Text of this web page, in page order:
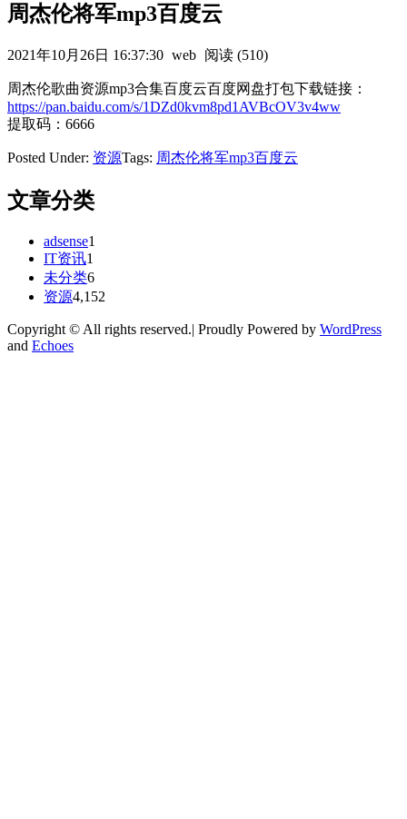
周杰伦将军mp3百度云
2021年10月26日 16:37:30 web 阅读 (510)
周杰伦歌曲资源mp3合集百度云百度网盘打包下载链接：
https://pan.baidu.com/s/1DZd0kvm8pd1AVBcOV3v4ww
提取码：6666
Posted Under: 资源Tags: 周杰伦将军mp3百度云
文章分类
adsense1
IT资讯1
未分类6
资源4,152
Copyright © All rights reserved.| Proudly Powered by WordPress
and Echoes